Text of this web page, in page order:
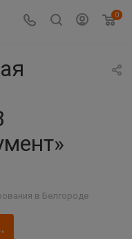
0
в Белгороде